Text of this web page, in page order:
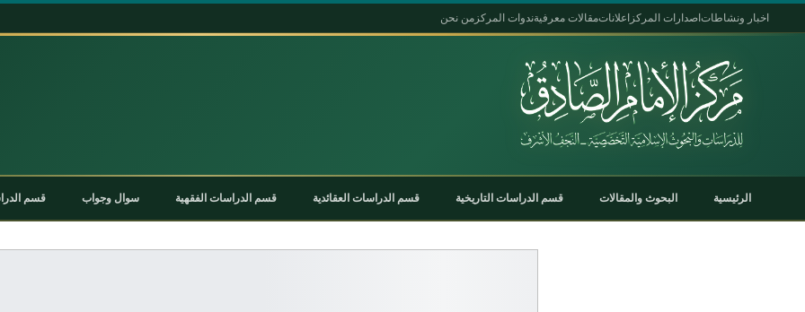
اخبار ونشاطات اصدارات المركز اعلاناتمقالات معرفيةندوات المركز من نحن
الرئيسية البحوث والمقالات قسم الدراسات التاريخية قسم الدراسات العقائدية قسم الدراسات الفقهية سوال وجواب قسم